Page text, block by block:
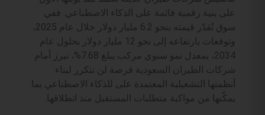
على بنية رقمية قائمة على الذكاء الاصطناعي. ففي
سوق تُقدّر قيمته بنحو 6.2 مليار دولار خلال عام 2025،
وتوقعات بارتفاعه إلى نحو 12 مليار دولار بحلول عام
2034، بمعدل نمو سنوي مركب يبلغ 7.68%، تبرز أمام
شركات الطيران السعودية فرصة لن تتكرر لبناء
أنظمتها التشغيلية المعتمدة على للذكاء الاصطناعي بما
يمكّنها من مواكبة متطلبات المستقبل منذ انطلاقها.